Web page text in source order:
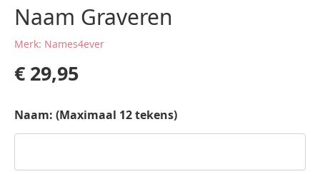
Naam Graveren
Merk: Names4ever
€ 29,95
Naam: (Maximaal 12 tekens)